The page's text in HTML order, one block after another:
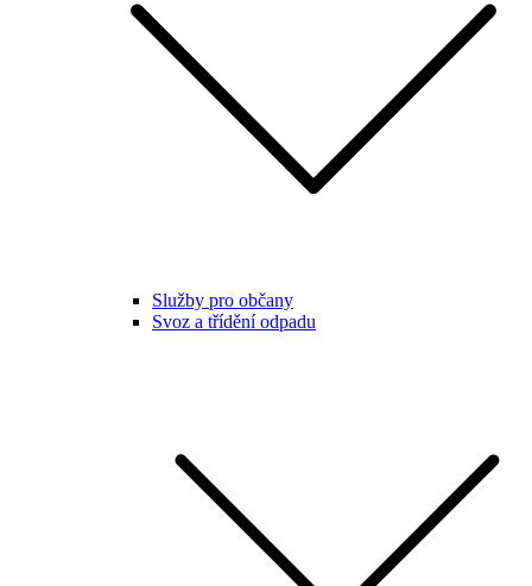
Služby pro občany
Svoz a třídění odpadu